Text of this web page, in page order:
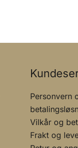
Personvern
Vilkår og
Frakt og